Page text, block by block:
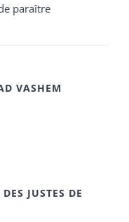
paraître
VASHEM
JUSTES DE